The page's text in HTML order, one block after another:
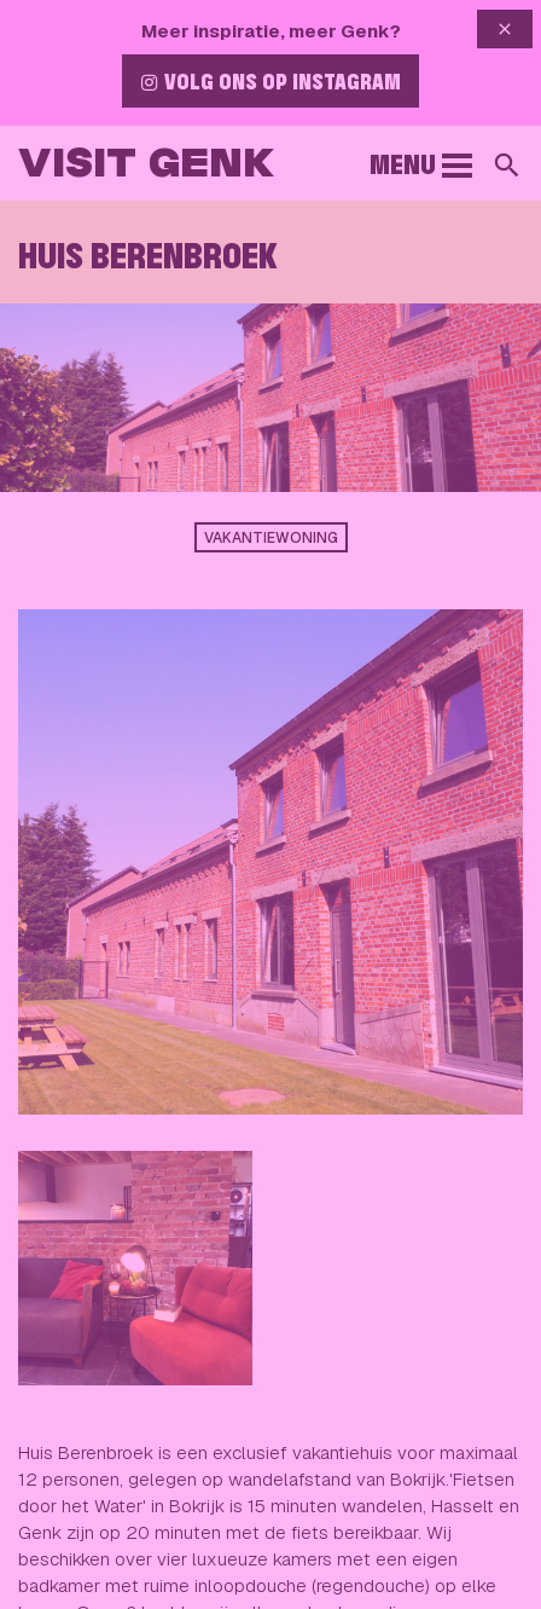
Meer inspiratie, meer Genk?
VOLG ONS OP INSTAGRAM
VISIT GENK MENU
HUIS BERENBROEK
VAKANTIEWONING
Huis Berenbroek is een exclusief vakantiehuis voor maximaal
12 personen, gelegen op wandelafstand van Bokrijk.'Fietsen
door het Water' in Bokrijk is 15 minuten wandelen, Hasselt en
Genk zijn op 20 minuten met de fiets bereikbaar. Wij
beschikken over vier luxueuze kamers met een eigen
badkamer met ruime inloopdouche (regendouche) op elke